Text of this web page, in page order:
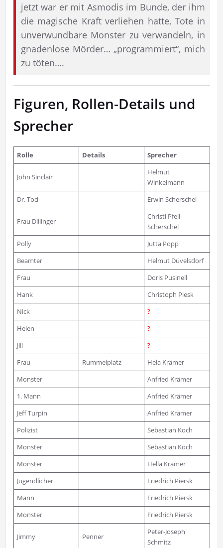
jetzt war er mit Asmodis im Bunde, der ihm
die magische Kraft verliehen hatte, Tote in
unverwundbare Monster zu verwandeln, in
gnadenlose Mörder… „programmiert“, mich
zu töten….
Figuren, Rollen-Details und
Sprecher
Rolle Details Sprecher
John Sinclair
Helmut
Winkelmann
Dr. Tod
Erwin Scherschel
Frau Dillinger
Christl Pfeil-
Scherschel
Polly
Jutta Popp
Beamter
Helmut Düvelsdorf
Frau
Doris Pusinell
Hank
Christoph Piesk
Nick
?
Helen
?
Jill
?
Frau
Rummelplatz
Hela Krämer
Monster
Anfried Krämer
1. Mann
Anfried Krämer
Jeff Turpin
Anfried Krämer
Polizist
Sebastian Koch
Monster
Sebastian Koch
Monster
Hella Krämer
Jugendlicher
Friedrich Piersk
Mann
Friedrich Piersk
Monster
Friedrich Piersk
Jimmy Penner
Peter-Joseph
Schmitz